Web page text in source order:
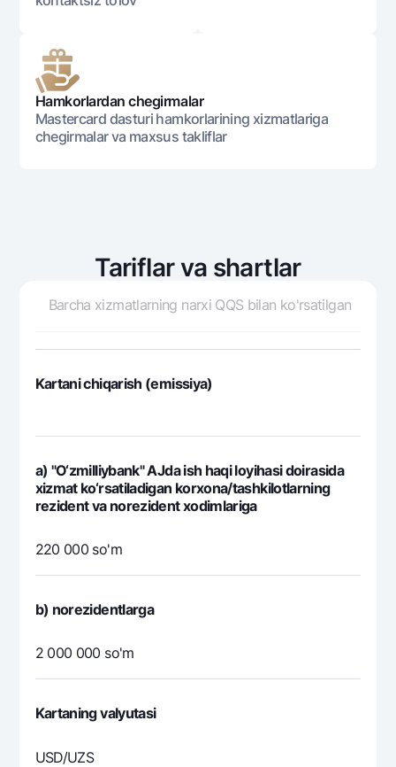
Bizni ijtimoiy tarmoqlarda kuzatib boring
Aloqa markazi
+998 78 148-00-101344
Hamkorlardan chegirmalar
Mastercard dasturi hamkorlarining xizmatlariga
chegirmalar va maxsus takliflar
Tariflar va shartlar
Barcha xizmatlarning narxi QQS bilan ko'rsatilgan
Kartani chiqarish (emissiya)
a) "O‘zmilliybank" AJda ish haqi loyihasi doirasida
xizmat ko‘rsatiladigan korxona/tashkilotlarning
rezident va norezident xodimlariga
220 000 so'm
b) norezidentlarga
2 000 000 so'm
Kartaning valyutasi
USD/UZS